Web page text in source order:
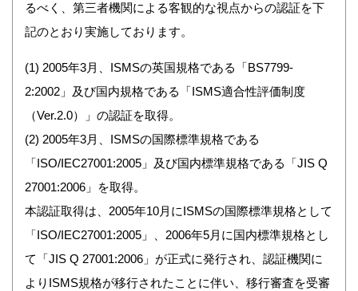
るべく、第三者機関による客観的な視点からの認証を下
記のとおり実施しております。
(1) 2005年3月、ISMSの英国規格である「BS7799-
2:2002」及び国内規格である「ISMS適合性評価制度
（Ver.2.0）」の認証を取得。
(2) 2005年3月、ISMSの国際標準規格である
「ISO/IEC27001:2005」及び国内標準規格である「JIS Q
27001:2006」を取得。
本認証取得は、2005年10月にISMSの国際標準規格として
「ISO/IEC27001:2005」、2006年5月に国内標準規格とし
て「JIS Q 27001:2006」が正式に発行され、認証機関に
よりISMS規格が移行されたことに伴い、移行審査を受審